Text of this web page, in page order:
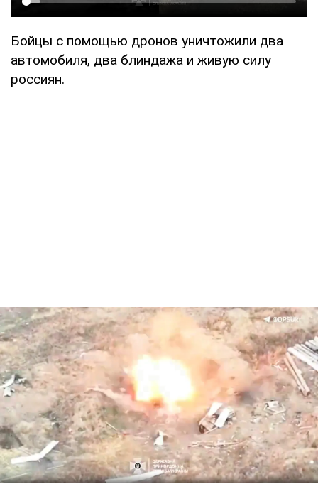
Бойцы с помощью дронов уничтожили два
автомобиля, два блиндажа и живую силу
россиян.